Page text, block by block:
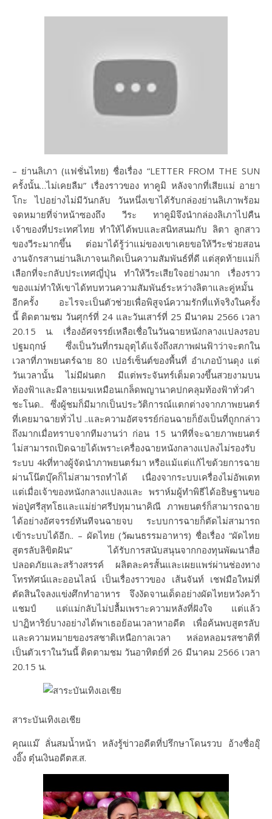
– ย่านลิเภา (แฟชั่นไทย) ชื่อเรื่อง “LETTER FROM THE SUN
ครั้งนั้น…ไม่เคยลืม” เรื่องราวของ ทาคูมิ หลังจากที่เสียแม่ อายา
โกะ ไปอย่างไม่มีวันกลับ วันหนึ่งเขาได้รับกล่องย่านลิเภาพร้อม
จดหมายที่จ่าหน้าซองถึง วีระ ทาคูมิจึงนำกล่องลิเภาไปคืน
เจ้าของที่ประเทศไทย ทำให้ได้พบและสนิทสนมกับ ลิตา ลูกสาว
ของวีระมากขึ้น ต่อมาได้รู้ว่าแม่ของเขาเคยขอให้วีระช่วยสอน
งานจักรสานย่านลิเภาจนเกิดเป็นความสัมพันธ์ที่ดี แต่สุดท้ายแม่ก็
เลือกที่จะกลับประเทศญี่ปุ่น ทำให้วีระเสียใจอย่างมาก เรื่องราว
ของแม่ทำให้เขาได้ทบทวนความสัมพันธ์ระหว่างลิตาและคู่หมั้น
อีกครั้ง อะไรจะเป็นตัวช่วยเพื่อพิสูจน์ความรักที่แท้จริงในครั้ง
นี้ ติดตามชม วันศุกร์ที่ 24 และวันเสาร์ที่ 25 มีนาคม 2566 เวลา
20.15 น. เรื่องอัศจรรย์เหลือเชื่อในวันฉายหนังกลางแปลงรอบ
ปฐมฤกษ์ ซึ่งเป็นวันที่กรมอุตุได้แจ้งถึงสภาพฝนฟ้าว่าจะตกใน
เวลาที่ภาพยนตร์ฉาย 80 เปอร์เซ็นต์ของพื้นที่ อำเภอบ้านดุง แต่
วันเวลานั้น ไม่มีฝนตก มีแต่พระจันทร์เต็มดวงขึ้นสวยงามบน
ท้องฟ้าและมีลายเมฆเหมือนเกล็ดพญานาคปกคลุมท้องฟ้าทั่วคำ
ชะโนด.. ซึ่งผู้ชมก็มีมากเป็นประวัติการณ์แตกต่างจากภาพยนตร์
ที่เคยมาฉายทั่วไป ..และความอัศจรรย์ก่อนฉายก็ยังเป็นที่ถูกกล่าว
ถึงมากเมื่อทราบจากทีมงานว่า ก่อน 15 นาทีที่จะฉายภาพยนตร์
ไม่สามารถเปิดฉายได้เพราะเครื่องฉายหนังกลางแปลงไม่รองรับ
ระบบ 4kที่ทางผู้จัดนำภาพยนตร์มา หรือแม้แต่แก้ไขด้วยการฉาย
ผ่านโน๊ตบุ๊คก็ไม่สามารถทำได้ เนื่องจากระบบเครื่องไม่อัพเดท
แต่เมื่อเจ้าของหนังกลางแปลงและ พราห์มผู้ทำพิธีได้อธิษฐานขอ
พ่อปู่ศรีสุทโธและแม่ย่าศรีปทุมานาคิณี ภาพยนตร์ก็สามารถฉาย
ได้อย่างอัศจรรย์ทันทีจนฉายจบ ระบบการฉายก็ตัดไม่สามารถ
เข้าระบบได้อีก.. – ผัดไทย (วัฒนธรรมอาหาร) ชื่อเรื่อง “ผัดไทย
สูตรลับลิขิตฝัน” ได้รับการสนับสนุนจากกองทุนพัฒนาสื่อ
ปลอดภัยและสร้างสรรค์ ผลิตละครสั้นและเผยแพร่ผ่านช่องทาง
โทรทัศน์และออนไลน์ เป็นเรื่องราวของ เส้นจันท์ เชฟมือใหม่ที่
ตัดสินใจลงแข่งศึกทำอาหาร จึงงัดจานเด็ดอย่างผัดไทยหวังคว้า
แชมป์ แต่แม่กลับไม่ปลื้มเพราะความหลังที่ฝังใจ แต่แล้ว
ปาฏิหาริย์บางอย่างได้พาเธอย้อนเวลาหาอดีต เพื่อค้นพบสูตรลับ
และความหมายของรสชาติเหนือกาลเวลา หล่อหลอมรสชาติที่
เป็นตัวเราในวันนี้ ติดตามชม วันอาทิตย์ที่ 26 มีนาคม 2566 เวลา
20.15 น.
สาระบันเทิงเอเชีย
คุณแม๊ ลั่นสมน้ำหน้า หลังรู้ข่าวอดีตที่ปรึกษาโดนรวบ อ้างชื่ออุ๊
งอิ๊ง ตุ๋นเงินอดีตส.ส.